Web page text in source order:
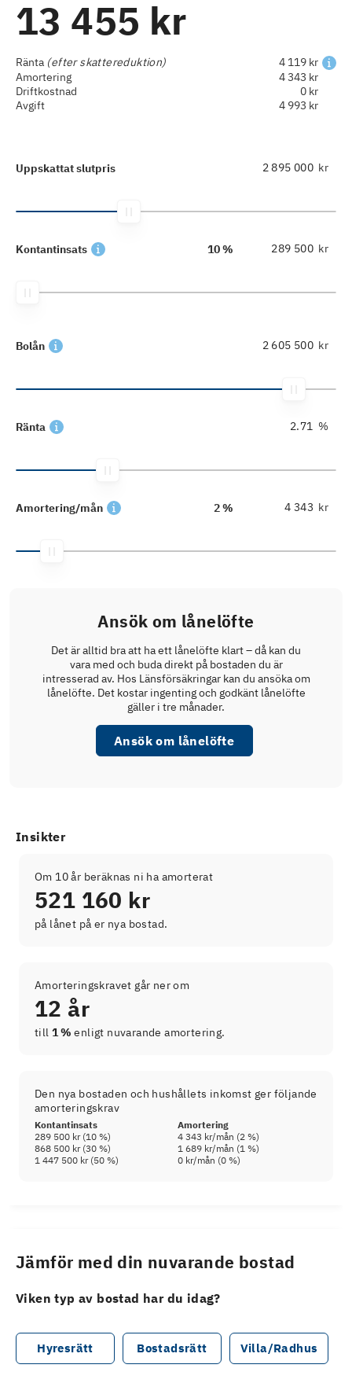
13 455 kr
Ränta (efter skattereduktion)
4 119 kr
Amortering
4 343 kr
Driftkostnad
0 kr
Avgift
4 993 kr
Uppskattat slutpris kr
Kontantinsats 10 % kr
Bolån kr
Ränta %
Amortering/mån 2 % kr
Ansök om lånelöfte
Det är alltid bra att ha ett lånelöfte klart – då kan du
vara med och buda direkt på bostaden du är
intresserad av. Hos Länsförsäkringar kan du ansöka om
lånelöfte. Det kostar ingenting och godkänt lånelöfte
gäller i tre månader.
Ansök om lånelöfte
Insikter
Om 10 år beräknas ni ha amorterat
521 160 kr
på lånet på er nya bostad.
Amorteringskravet går ner om
12 år
till 1 % enligt nuvarande amortering.
Den nya bostaden och hushållets inkomst ger följande
amorteringskrav
Kontantinsats
Amortering
289 500 kr(10 %) 4 343 kr/mån (2 %)
868 500 kr(30 %) 1 689 kr/mån (1 %)
1 447 500 kr(50 %) 0 kr/mån (0 %)
Jämför med din nuvarande bostad
Viken typ av bostad har du idag?
Hyresrätt Bostadsrätt Villa/Radhus